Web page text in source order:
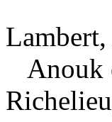
Anouk